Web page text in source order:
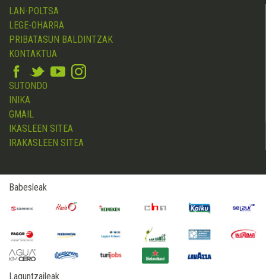
LAN-POLTSA
LEGE-OHARRA
PRIBATASUN BALDINTZAK
KONTAKTUA
SUTONDO
INIKA
GMAIL
IKASLEEN SITEA
IRAKASLEEN SITEA
Babesleak
Laguntzaileak